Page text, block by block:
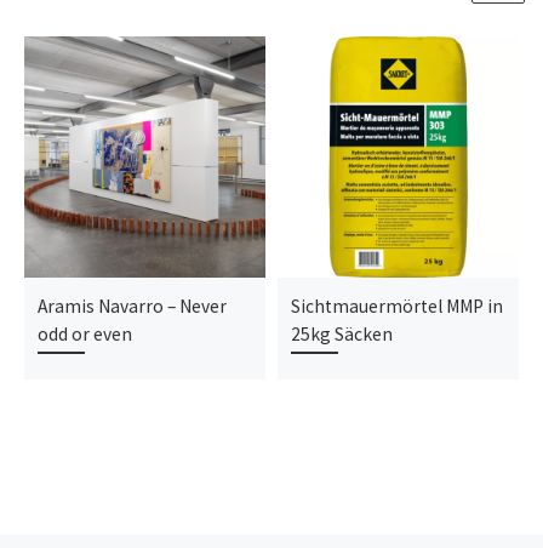
Aramis Navarro – Never
odd or even
Sichtmauermörtel MMP in
25kg Säcken